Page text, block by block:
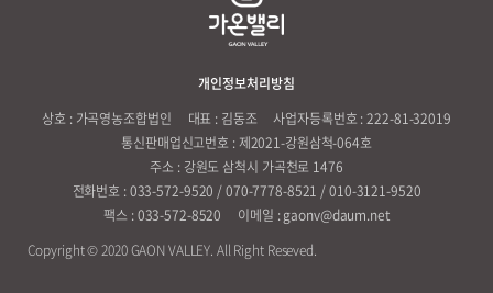
개인정보처리방침
상호 : 가곡영농조합법인
대표 : 김동조
사업자등록번호 : 222-81-32019
통신판매업신고번호 : 제2021-강원삼척-064호
주소 : 강원도 삼척시 가곡천로 1476
전화번호 : 033-572-9520 / 070-7778-8521 / 010-3121-9520
팩스 : 033-572-8520
이메일 : gaonv@daum.net
Copyright © 2020 GAON VALLEY. All Right Reseved.